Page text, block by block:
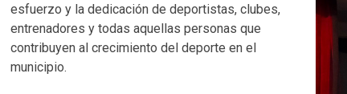
esfuerzo y la dedicación de deportistas, clubes,
entrenadores y todas aquellas personas que
contribuyen al crecimiento del deporte en el
municipio.